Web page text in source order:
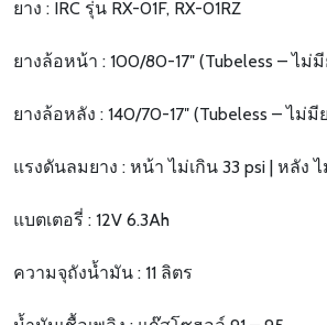
ยาง : IRC รุ่น RX-01F, RX-01RZ
ยางล้อหน้า : 100/80-17″ (Tubeless – ไม่
ยางล้อหลัง : 140/70-17″ (Tubeless – ไม่มี
แรงดันลมยาง : หน้า ไม่เกิน 33 psi | หลัง ไ
แบตเตอรี่ : 12V 6.3Ah
ความจุถังน้ำมัน : 11 ลิตร